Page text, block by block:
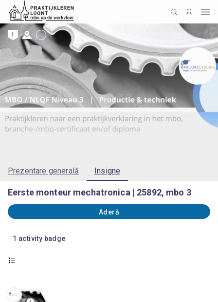
1
Prezentare generală Insigne
Eerste monteur mechatronica | 25892, mbo 3
Aderă
1 activity badge